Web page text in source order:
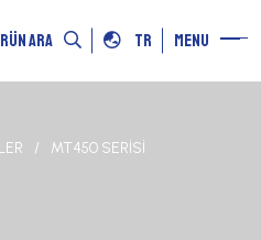
ARA TR MENU
MT450 SERİSİ